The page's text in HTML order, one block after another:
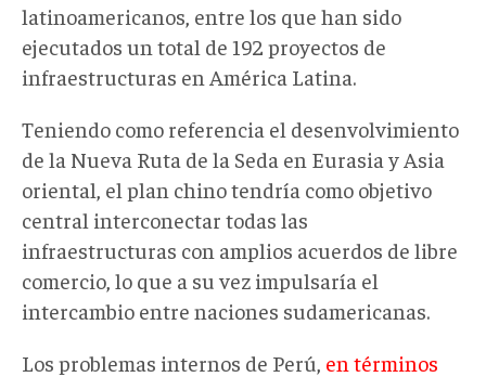
latinoamericanos, entre los que han sido
ejecutados un total de 192 proyectos de
infraestructuras en América Latina.
Teniendo como referencia el desenvolvimiento
de la Nueva Ruta de la Seda en Eurasia y Asia
oriental, el plan chino tendría como objetivo
central interconectar todas las
infraestructuras con amplios acuerdos de libre
comercio, lo que a su vez impulsaría el
intercambio entre naciones sudamericanas.
Los problemas internos de Perú, en términos